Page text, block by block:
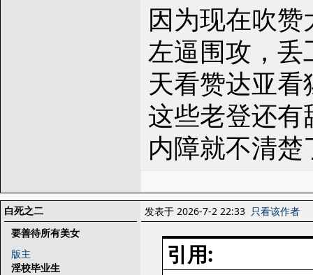
因为现在吹
左逼围攻，
天看赞达亚
这些老登还
内障就不清楚
白死之二
要善待所有美女
版主
淫校毕业生
发表于 2026-7-2 22:33 只看该作者
引用: